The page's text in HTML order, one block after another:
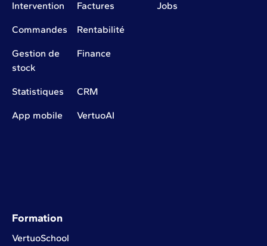
Intervention Factures
Commandes Rentabilité
Gestion de
stock
Finance
Statistiques CRM
App mobile VertuoAI
Jobs
Formation
VertuoSchool